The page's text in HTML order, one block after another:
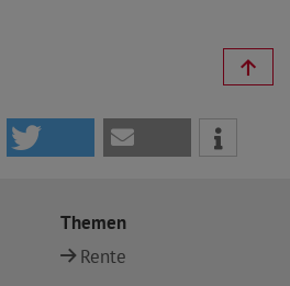
Themen
Rente